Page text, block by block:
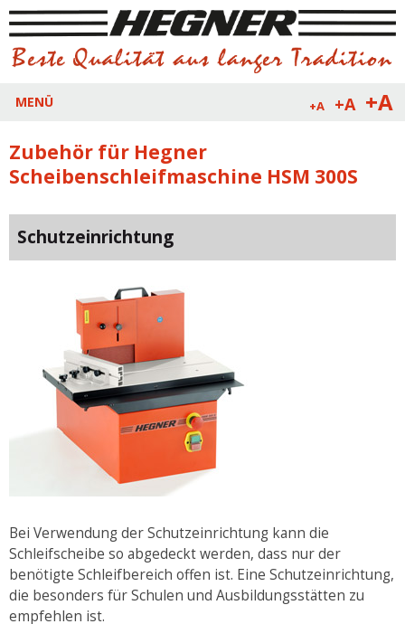
+A +A +A
MENÜ
Zubehör für Hegner
Scheibenschleifmaschine HSM 300S
Schutzeinrichtung
Bei Verwendung der Schutzeinrichtung kann die
Schleifscheibe so abgedeckt werden, dass nur der
benötigte Schleifbereich offen ist. Eine Schutzeinrichtung,
die besonders für Schulen und Ausbildungsstätten zu
empfehlen ist.